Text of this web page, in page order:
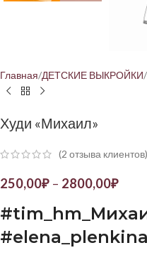
Главная ДЕТСКИЕ ВЫКРОЙКИ
Худи «Михаил»
(2 отзыва клиентов)
250,00₽ – 2800,00₽
#tim hm
#elena plenkina